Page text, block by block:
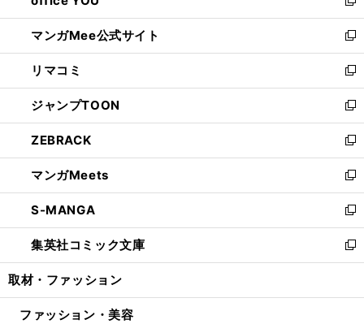
開
く
ン
ド
ウ
で
開
く
い
ウ
ィ
ン
ド
ウ
で
開
く
新
し
い
ウ
ィ
ン
ド
ウ
で
開
く
マンガMee公式サイト
新
し
い
ウ
ィ
ン
ド
ウ
で
開
く
リマコミ
新
し
い
ウ
ィ
ン
ド
ウ
で
開
く
ジャンプTOON
新
し
い
ウ
ィ
ン
ド
ウ
で
開
ZEBRACK
新
し
い
ウ
ィ
ン
ド
ウ
開
マンガMeets
新
し
い
ウ
ィ
ン
ウ
S-MANGA
新
し
い
ウ
ン
集英社コミック文庫
新
し
ウ
取材・ファッション
ファッション・美容